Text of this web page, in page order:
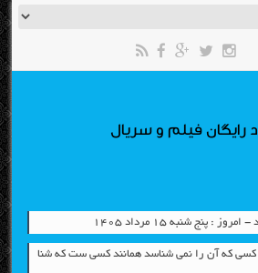
رایگان فیلم و سریال
پنج شنبه ۱۵ مرداد ۱۴۰۵
کسی که آن را نمی شناسد همانند کسی ست که شنا